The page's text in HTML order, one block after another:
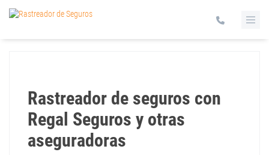
Rastreador de seguros con
Regal Seguros y otras
aseguradoras